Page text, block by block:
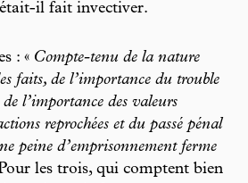
il fait invectiver.
: « Compte-tenu de la nature
faits, de l’importance du trouble
de l’importance des valeurs
reprochées et du passé pénal
peine d’emprisonnement ferme
les trois, qui comptent bien